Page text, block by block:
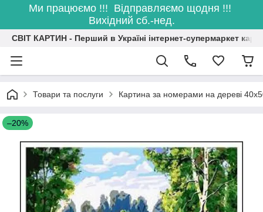
Ми працюємо !!! Відправляємо щодня !!!
Вихідний сб.-нед.
СВІТ КАРТИН - Перший в Україні інтернет-супермаркет
Товари та послуги Картина за номерами на дереві
–20%